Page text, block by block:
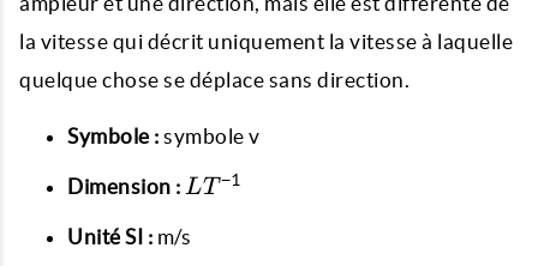
la vitesse qui décrit uniquement la vitesse à laquelle
quelque chose se déplace sans direction.
Symbole : symbole v
Dimension : LT^{−1}
LT −1
Unité SI : m/s